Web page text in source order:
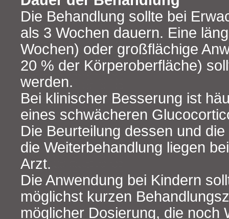
Die Behandlung sollte bei
als 3 Wochen dauern. Eine
Wochen) oder großflächige
20 % der Körperoberfläche)
werden.
Bei klinischer Besserung ist
eines schwächeren
Die Beurteilung dessen und
die Weiterbehandlung liegen
Arzt.
Die Anwendung bei Kindern
möglichst kurzen
möglicher Dosierung, die noch